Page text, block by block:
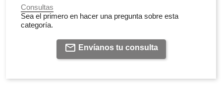
Consultas
Sea el primero en hacer una pregunta sobre esta
categoría.
Envíanos tu consulta